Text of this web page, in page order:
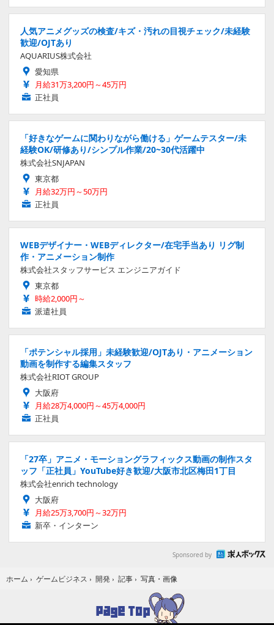
人気アニメグッズの検査/キズ・汚れの目視チェック/未経験
歓迎/OJTあり
AQUARIUS株式会社
愛知県
月給31万3,200円～45万円
正社員
「好きなゲームに関わりながら働ける」ゲームテスター/未
経験OK/研修あり/シンプル作業/20~30代活躍中
株式会社SNJAPAN
東京都
月給32万円～50万円
正社員
WEBデザイナー・WEBディレクター/在宅手当あり リグ制
作・アニメーション制作
株式会社スタッフサービス エンジニアガイド
東京都
時給2,000円～
派遣社員
「ポテンシャル採用」未経験歓迎/OJTあり・アニメーション
動画を制作する編集スタッフ
株式会社RIOT GROUP
大阪府
月給28万4,000円～45万4,000円
正社員
「27卒」アニメ・モーショングラフィックス動画の制作スタ
ッフ「正社員」YouTube好き歓迎/大阪市北区梅田1丁目
株式会社enrich technology
大阪府
月給25万3,700円～32万円
新卒・インターン
Sponsored by
ホーム › ゲームビジネス › 開発 › 記事 › 写真・画像